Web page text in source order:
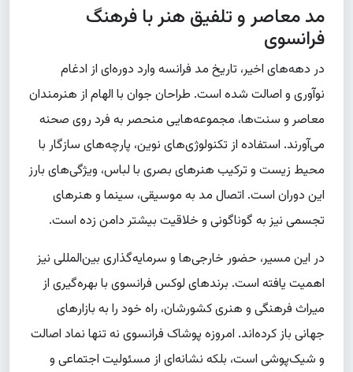
مد معاصر و تلفیق هنر با فرهنگ
فرانسوی
در دهه‌های اخیر، تاریخ مد فرانسه وارد دوره‌ای از ادغام
نوآوری و اصالت شده است. طراحان جوان با الهام از هنرمندان
معاصر و سنت‌ها، مجموعه‌هایی منحصر به فرد روی صحنه
می‌آورند. استفاده از تکنولوژی‌های نوین، پارچه‌های سازگار با
محیط زیست و ترکیب هنرهای بصری با لباس، ویژگی‌های بارز
این دوران است. اتصال مد به موسیقی، سینما و هنرهای
تجسمی نیز به گوناگونی و خلاقیت بیشتر دامن زده است.
در این مسیر، حضور خارجی‌ها و سرمایه‌گذاری بین‌المللی نیز
اهمیت یافته است. برندهای لوکس فرانسوی با بهره‌گیری از
میراث فرهنگی و هنری کشورشان، راه خود را به بازارهای
جهانی باز کرده‌اند. امروزه پوشاک فرانسوی نه تنها نماد اصالت
و شیک‌پوشی است، بلکه نشانه‌ای از مسئولیت اجتماعی و